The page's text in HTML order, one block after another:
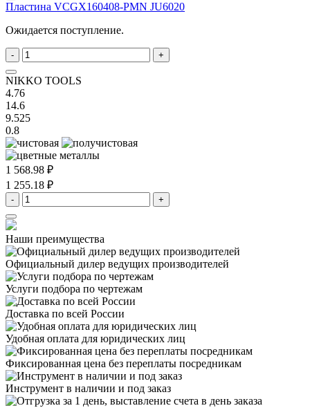
Пластина VCGX160408-PMN JU6020
Ожидается поступление.
- +
NIKKO TOOLS
4.76
14.6
9.525
0.8
1 568.98 ₽
1 255.18 ₽
- +
Наши преимущества
Официальный дилер ведущих производителей
Услуги подбора по чертежам
Доставка по всей России
Удобная оплата для юридических лиц
Фиксированная цена без переплаты посредникам
Инструмент в наличии и под заказ